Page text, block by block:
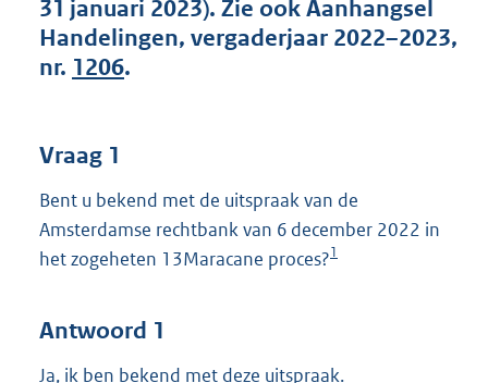
b
31 januari 2023). Zie ook Aanhangsel
Handelingen, vergaderjaar 2022–2023,
nr. 1206.
Vraag 1
Bent u bekend met de uitspraak van de
Amsterdamse rechtbank van 6 december 2022 in
het zogeheten 13Maracane proces?1
Antwoord 1
Ja, ik ben bekend met deze uitspraak.